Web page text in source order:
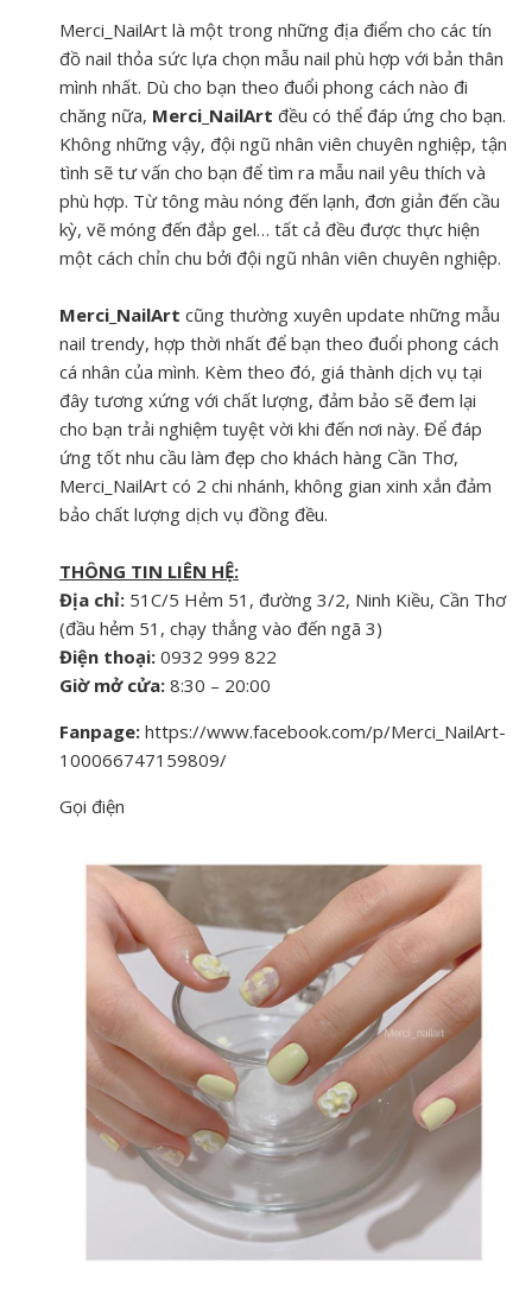
Merci_NailArt là một trong những địa điểm cho các tín
đồ nail thỏa sức lựa chọn mẫu nail phù hợp với bản thân
mình nhất. Dù cho bạn theo đuổi phong cách nào đi
chăng nữa, Merci_NailArt đều có thể đáp ứng cho bạn.
Không những vậy, đội ngũ nhân viên chuyên nghiệp, tận
tình sẽ tư vấn cho bạn để tìm ra mẫu nail yêu thích và
phù hợp. Từ tông màu nóng đến lạnh, đơn giản đến cầu
kỳ, vẽ móng đến đắp gel… tất cả đều được thực hiện
một cách chỉn chu bởi đội ngũ nhân viên chuyên nghiệp.
Merci_NailArt cũng thường xuyên update những mẫu
nail trendy, hợp thời nhất để bạn theo đuổi phong cách
cá nhân của mình. Kèm theo đó, giá thành dịch vụ tại
đây tương xứng với chất lượng, đảm bảo sẽ đem lại
cho bạn trải nghiệm tuyệt vời khi đến nơi này. Để đáp
ứng tốt nhu cầu làm đẹp cho khách hàng Cần Thơ,
Merci_NailArt có 2 chi nhánh, không gian xinh xắn đảm
bảo chất lượng dịch vụ đồng đều.
THÔNG TIN LIÊN HỆ:
Địa chỉ: 51C/5 Hẻm 51, đường 3/2, Ninh Kiều, Cần Thơ
(đầu hẻm 51, chạy thẳng vào đến ngã 3)
Điện thoại: 0932 999 822
Giờ mở cửa: 8:30 – 20:00
Fanpage: https://www.facebook.com/p/Merci_NailArt-
100066747159809/
Gọi điện